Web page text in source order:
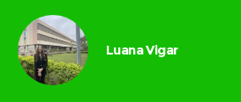
Luana Vigar